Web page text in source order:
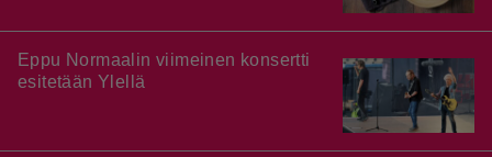
Eppu Normaalin viimeinen konsertti
esitetään Ylellä